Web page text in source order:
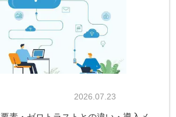
2026.07.23